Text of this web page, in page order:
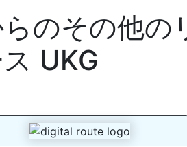
のその他の
UKG